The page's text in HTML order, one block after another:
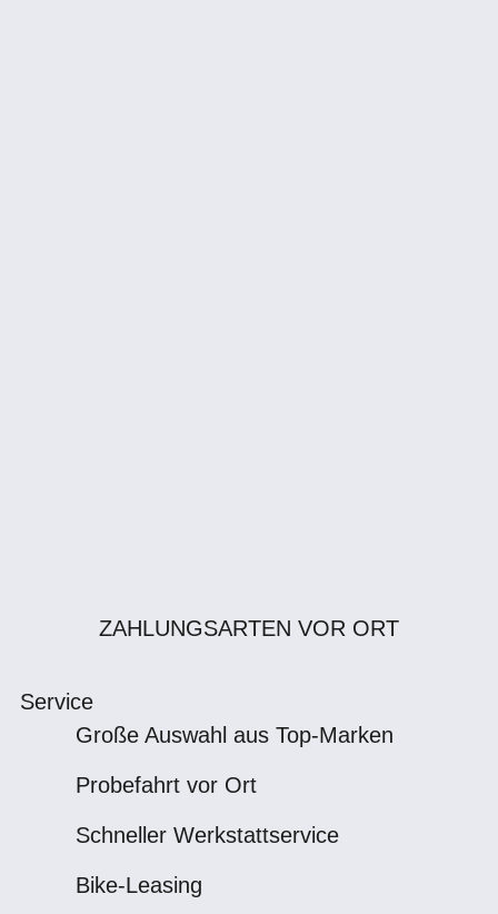
ZAHLUNGSARTEN VOR ORT
Service
Große Auswahl aus Top-Marken
Probefahrt vor Ort
Schneller Werkstattservice
Bike-Leasing